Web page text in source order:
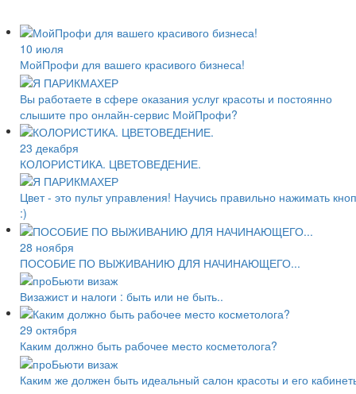
10 июля
МойПрофи для вашего красивого бизнеса!
Вы работаете в сфере оказания услуг красоты и ​​постоянно
слышите про онлайн-сервис МойПрофи?
23 декабря
КОЛОРИСТИКА. ЦВЕТОВЕДЕНИЕ.
Цвет - это пульт управления! Научись правильно нажимать
:)
28 ноября
ПОСОБИЕ ПО ВЫЖИВАНИЮ ДЛЯ НАЧИНАЮЩЕГО...
Визажист и налоги : быть или не быть..
29 октября
Каким должно быть рабочее место косметолога?
Каким же должен быть идеальный салон красоты и его